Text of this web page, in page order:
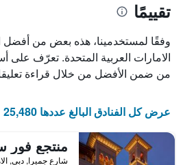
الذي
يعرض
عدد
الأيام
قبل
المخطط
محور
تقييمًا
وفقًا لمستخدمينا، هذه بعض من أفضل
الامارات العربية المتحدة. تعرّف على
من ضمن الأفضل من خلال قراءة
عرض كل الفنادق البالغ عددها 25,480